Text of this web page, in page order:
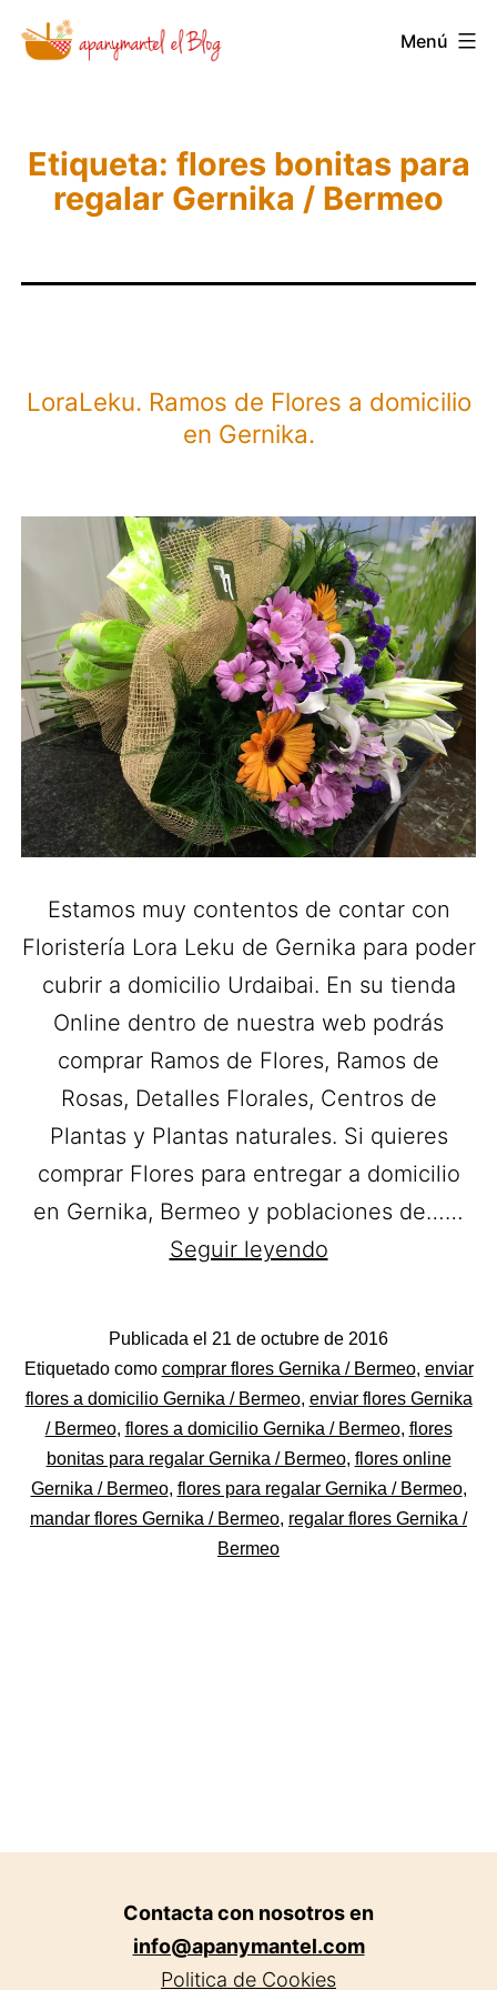
Saltar
Novedades
de
Apanymantel
Menú
Etiqueta: flores bonitas para
regalar Gernika / Bermeo
LoraLeku. Ramos de Flores a domicilio
en Gernika.
Estamos muy contentos de contar con
Floristería Lora Leku de Gernika para poder
cubrir a domicilio Urdaibai. En su tienda
Online dentro de nuestra web podrás
comprar Ramos de Flores, Ramos de
Rosas, Detalles Florales, Centros de
Plantas y Plantas naturales. Si quieres
comprar Flores para entregar a domicilio
en Gernika, Bermeo y poblaciones de……
Seguir leyendoLoraLeku.
Flores
a
domicilio
en
Gernika.
Publicada el 21 de octubre de 2016
Categorizado
como
Flores
Etiquetado como comprar flores Gernika / Bermeo, enviar
flores a domicilio Gernika / Bermeo, enviar flores Gernika
/ Bermeo, flores a domicilio Gernika / Bermeo, flores
bonitas para regalar Gernika / Bermeo, flores online
Gernika / Bermeo, flores para regalar Gernika / Bermeo,
mandar flores Gernika / Bermeo, regalar flores Gernika /
Bermeo
Contacta con nosotros en
info@apanymantel.com
Politica de Cookies